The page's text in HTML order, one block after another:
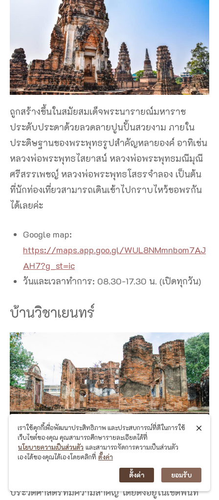
ถูกสร้างขึ้นในสมัยสมเด็จพระนารายณ์มหาราช
ประดับประดาด้วยลวดลายปูนปั้นสวยงาม ภายใน
ประดิษฐานของพระพุทธรูปสำคัญหลายองค์ อาทิเช่น
หลวงพ่อพระพุทธไสยาสน์ หลวงพ่อพระพุทธมณีมุณี
ศรีสรรเพชญ์ หลวงพ่อพระพุทธโสธรจำลอง เป็นต้น
ที่นักท่องเที่ยวสามารถเดินเข้าไปกราบไหว้ขอพรกัน
ได้เลยค่ะ
Google map:
https://maps.app.goo.gl/WUL8NMmnbom7AJ
AH7?g_st=ic
วันและเวลาทำการ: 08.30-17.30 น. (เปิดทุกวัน)
บ้านวิชาเยนทร์
เที่ยวลพบุรี อย่าลืมที่จะแวะมาเที่ยวที่
แหล่งท่องเที่ยวทาง
ประวัติศาสตร์ที่มีความสำคัญ โดยตั้งอยู่ในเขตพื้นที่
เราใช้คุกกี้เพื่อพัฒนาประสิทธิภาพ และประสบการณ์ที่ดีในการใช้
เว็บไซต์ของคุณ คุณสามารถศึกษารายละเอียดได้ที่
นโยบายความเป็นส่วนตัว และสามารถจัดการความเป็นส่วนตัว
เองได้ของคุณได้เองโดยคลิกที่ ตั้งค่า
ตั้งค่า ยอมรับ